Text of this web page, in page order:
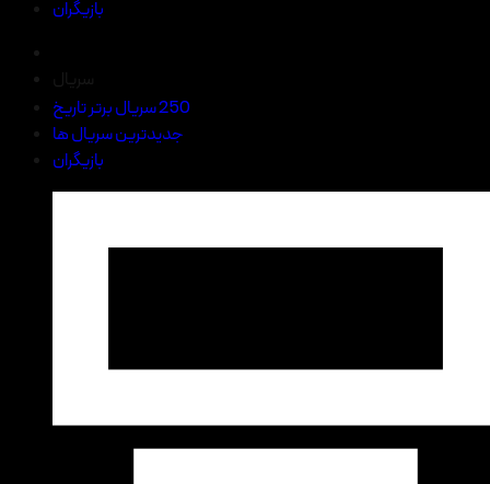
بازیگران
250 سریال برتر تاریخ
جدیدترین سریال ها
بازیگران